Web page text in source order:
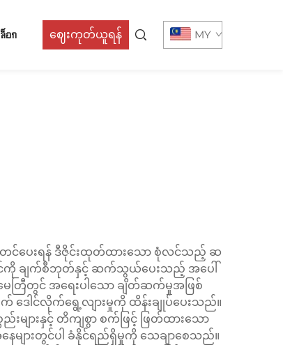
อก ဈေးကုတ်ယူရန် MY
ပေးရန် ဒီဇိုင်းထုတ်ထားသော စုံလင်သည့် ဆ
တိုင်ကို ချက်စီဘုတ်နှင့် ဆက်သွယ်ပေးသည့် အပေါ်
ြီတွင် အရေးပါသော ချိတ်ဆက်မှုအဖြစ်
ေါင်လိုက်ရွေ့လျားမှုကို ထိန်းချုပ်ပေးသည်။
ျားနှင့် တိကျစွာ စက်ဖြင့် ဖြတ်ထားသော
ေများတွင်ပါ ခံနိုင်ရည်ရှိမှုကို သေချာစေသည်။